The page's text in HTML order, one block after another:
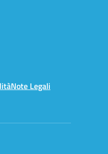
Note Legali